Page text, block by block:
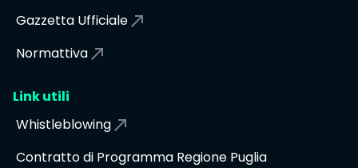
Gazzetta Ufficiale
Normattiva
Link utili
Whistleblowing
Contratto di Programma Regione Puglia